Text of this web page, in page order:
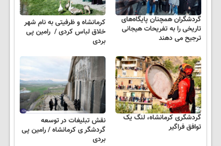
گردشگران همچنان پایگاه‌های
تاریخی را به تفریحات هیجانی
ترجیح می دهند
کرمانشاه و ظرفیتی به نام شهر
خلاق لباس کردی / رامین پی
بردی
گردشگری کرمانشاه، لنگ یک
توافق فراگیر
نقش تبلیغات در توسعه
گردشگر ی کرمانشاه / رامین پی
بردی